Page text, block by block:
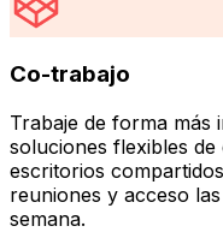
Co-trabajo
Trabaje de forma más
soluciones flexibles
escritorios
reuniones y acceso
semana.